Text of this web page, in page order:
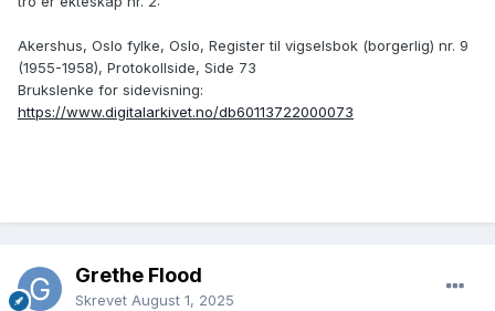
Akershus, Oslo fylke, Oslo, Register til vigselsbok (borgerlig) nr. 9
(1955-1958), Protokollside, Side 73
Brukslenke for sidevisning:
https://www.digitalarkivet.no/db60113722000073
Grethe Flood
Skrevet August 1, 2025